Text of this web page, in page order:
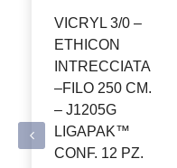
VICRYL 3/0 –
ETHICON
INTRECCIATA
–FILO 250 CM.
– J1205G
LIGAPAK™
CONF. 12 PZ.